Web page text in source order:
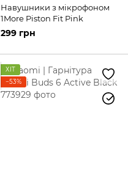
Навушники з мікрофоном
1More Piston Fit Pink
299 грн
ХІТ
−53%